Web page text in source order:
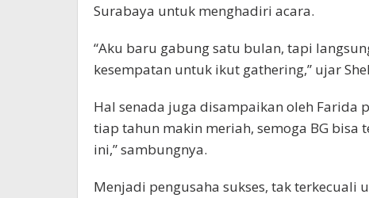
Surabaya untuk menghadiri acara.
“Aku baru gabung satu bulan, tapi
kesempatan untuk ikut gathering,” ujar
Hal senada juga disampaikan oleh Farida
tiap tahun makin meriah, semoga BG bisa
ini,” sambungnya.
Menjadi pengusaha sukses, tak terkecuali